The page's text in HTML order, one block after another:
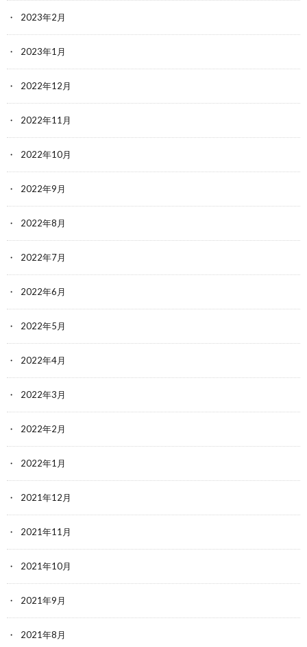
2023年2月
2023年1月
2022年12月
2022年11月
2022年10月
2022年9月
2022年8月
2022年7月
2022年6月
2022年5月
2022年4月
2022年3月
2022年2月
2022年1月
2021年12月
2021年11月
2021年10月
2021年9月
2021年8月